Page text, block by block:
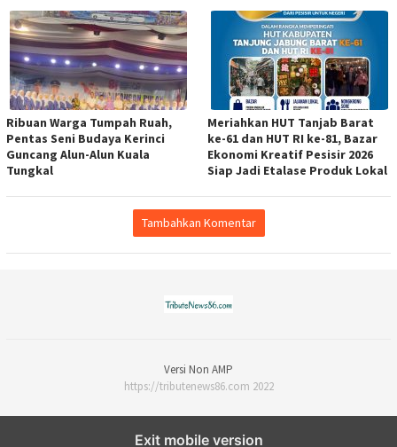
Ribuan Warga Tumpah Ruah,
Pentas Seni Budaya Kerinci
Guncang Alun-Alun Kuala
Tungkal
Meriahkan HUT Tanjab Barat
ke-61 dan HUT RI ke-81, Bazar
Ekonomi Kreatif Pesisir 2026
Siap Jadi Etalase Produk Lokal
Tambahkan Komentar
Versi Non AMP
https://tributenews86.com 2022
Exit mobile version